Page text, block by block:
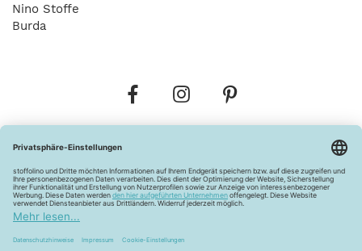
Nino Stoffe
Burda
Widerrufsbelehrung Vertrag widerrufen
Barrierefreiheitserklärung